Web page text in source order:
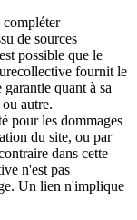
compléter
de sources
possible que le
fournit le
quant à sa
autre.
pour les dommages
du site, ou par
dans cette
n'est pas
Un lien n'implique